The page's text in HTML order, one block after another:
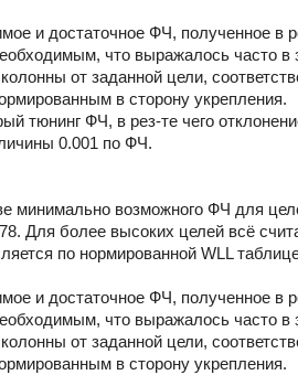
и достаточное ФЧ, полученное в
что выражалось часто
от заданной цели,
в сторону укрепления.
тюнинг ФЧ, в рез-те чего
0.001 по ФЧ.
минимально возможного ФЧ для
Для более высоких целей всё
по нормированной WLL
и достаточное ФЧ, полученное в
что выражалось часто
от заданной цели,
в сторону укрепления.